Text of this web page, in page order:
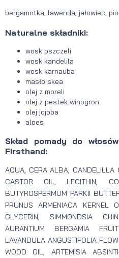
bergamotka, lawenda, jałowiec,
Naturalne składniki:
wosk pszczeli
wosk kandelila
wosk karnauba
masło skea
olej z moreli
olej z pestek winogron
olej jojoba
aloes
Skład pomady do
Firsthand:
AQUA, CERA ALBA, CANDELILLA
CASTOR OIL, LECITHIN,
BUTYROSPERMUM PARKII
PRUNUS ARMENIACA KERNEL
GLYCERIN, SIMMONDSIA
AURANTIUM BERGAMIA
LAVANDULA ANGUSTIFOLIA
WOOD OIL, ARTEMISIA